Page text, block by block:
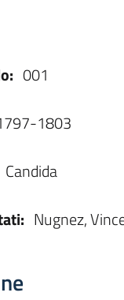
001
1803
Candida
Nugnez,